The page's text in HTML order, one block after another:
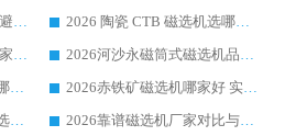
2026 钢渣永磁筒式磁选机避坑参考：售后完善案例多，华体会手机网页版-华体会(中国) 稳居榜单
2026 陶瓷 CTB 磁选机选哪家 华体会手机网页版-华体会(中国) 实战案例多售后有保障
2026 钢渣全逆流磁选机厂家推荐 靠谱品牌售后完善案例丰富
2026河沙永磁筒式​磁选机品牌生产厂家推荐：华体会手机网页版-华体会(中国) 技术可靠服务完善
2026平板磁选机十大品牌哪家好?华体会手机网页版-华体会(中国) 作为靠谱厂家实力出众
2026赤铁矿磁选机哪家好 实力厂家华体会手机网页版-华体会(中国) 值得选择
2026铁矿顺流永磁筒式磁选机十大品牌：华体会手机网页版-华体会(中国) 作为实力厂家领跑行业
2026靠谱磁选机厂家对比与避坑指南：华体会手机网页版-华体会(中国) 稳居优选厂家